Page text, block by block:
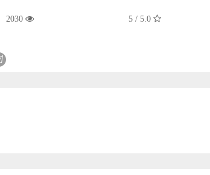
5.0 / 5
2030